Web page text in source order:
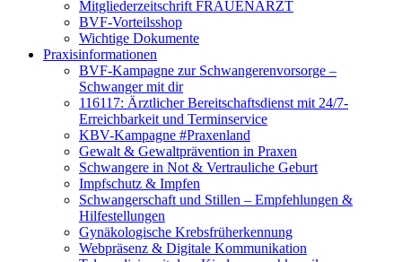
Mitgliederzeitschrift FRAUENARZT
BVF-Vorteilsshop
Wichtige Dokumente
Praxisinformationen
BVF-Kampagne zur Schwangerenvorsorge –
Schwanger mit dir
116117: Ärztlicher Bereitschaftsdienst mit 24/7-
Erreichbarkeit und Terminservice
KBV-Kampagne #Praxenland
Gewalt & Gewaltprävention in Praxen
Schwangere in Not & Vertrauliche Geburt
Impfschutz & Impfen
Schwangerschaft und Stillen – Empfehlungen &
Hilfestellungen
Gynäkologische Krebsfrüherkennung
Webpräsenz & Digitale Kommunikation